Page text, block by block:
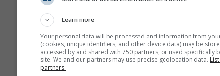
Learn more
Your personal data will be processed and information from
(cookies, unique identifiers, and other device data) may be
accessed by and shared with 750 partners, or used specifically
site. We and our partners may use precise geolocation data.
partners.